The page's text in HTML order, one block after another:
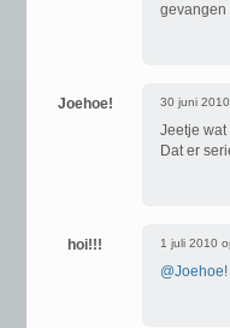
gevangen
Joehoe! 30 juni
Jeetje
Dat er
hoi!!! 1 juli 2010
@Joehoe!